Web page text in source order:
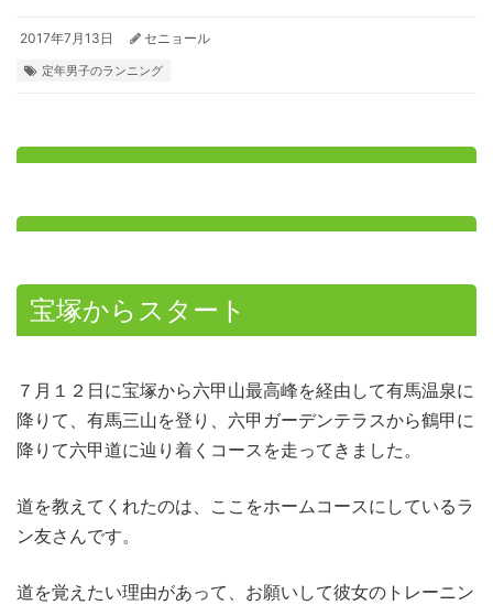
2017年7月13日 セニョール
定年男子のランニング
宝塚からスタート
７月１２日に宝塚から六甲山最高峰を経由して有馬温泉に
降りて、有馬三山を登り、六甲ガーデンテラスから鶴甲に
降りて六甲道に辿り着くコースを走ってきました。
道を教えてくれたのは、ここをホームコースにしているラ
ン友さんです。
道を覚えたい理由があって、お願いして彼女のトレーニン